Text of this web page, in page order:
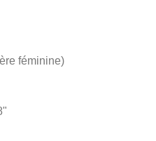
féminine)